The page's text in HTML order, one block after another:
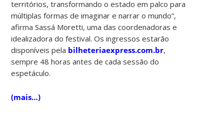
territórios, transformando o estado em palco para
múltiplas formas de imaginar e narrar o mundo”,
afirma Sassá Moretti, uma das coordenadoras e
idealizadora do festival. Os ingressos estarão
disponíveis pela bilheteriaexpress.com.br,
sempre 48 horas antes de cada sessão do
espetáculo.
(mais…)